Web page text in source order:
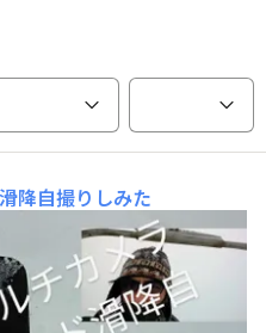
降自撮りしみた